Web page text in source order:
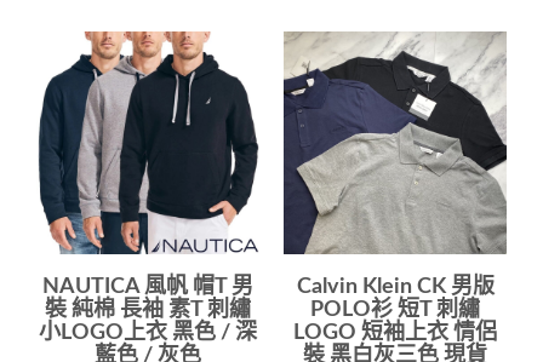
NAUTICA 風帆 帽T 男
裝 純棉 長袖 素T 刺繡
小LOGO上衣 黑色 / 深
藍色 / 灰色
Calvin Klein CK 男版
POLO衫 短T 刺繡
LOGO 短袖上衣 情侶
裝 黑白灰三色 現貨